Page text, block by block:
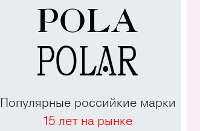
Популярные российкие марки
15 лет на рынке